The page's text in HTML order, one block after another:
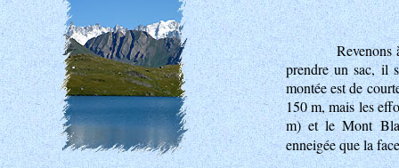
prendre un sac, il
montée est de
150 m, mais les
m) et le Mont
enneigée que la